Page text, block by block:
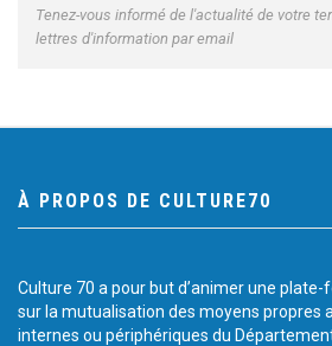
Tenez-vous informé de l'actualité de votre
lettres d'information par email
À PROPOS DE CULTURE70
Culture 70 a pour but d’animer une
sur la mutualisation des moyens propres
internes ou périphériques du